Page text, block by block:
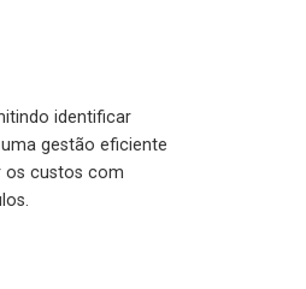
identificar
gestão eficiente
os custos com